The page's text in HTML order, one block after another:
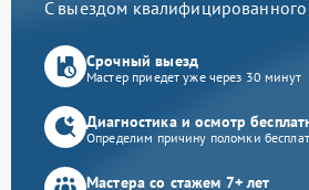
С выездом квалифицированного
Срочный выезд
Мастер приедет уже через 30 минут
Диагностика и осмотр
Определим причину поломки
Мастера со стажем 7+ лет